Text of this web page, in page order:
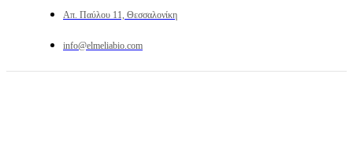
Απ. Παύλου 11, Θεσσαλονίκη
info@elmeliabio.com